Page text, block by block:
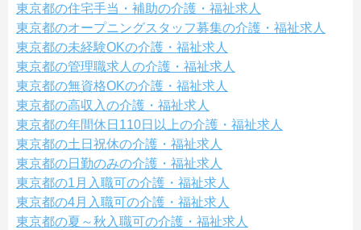
東京都の住宅手当・補助の介護・福祉求人
東京都のオープニングスタッフ募集の介護・福祉求人
東京都の未経験OKの介護・福祉求人
東京都の管理職求人の介護・福祉求人
東京都の無資格OKの介護・福祉求人
東京都の高収入の介護・福祉求人
東京都の年間休日110日以上の介護・福祉求人
東京都の土日祝休の介護・福祉求人
東京都の日勤のみの介護・福祉求人
東京都の1月入職可の介護・福祉求人
東京都の4月入職可の介護・福祉求人
東京都の夏～秋入職可の介護・福祉求人